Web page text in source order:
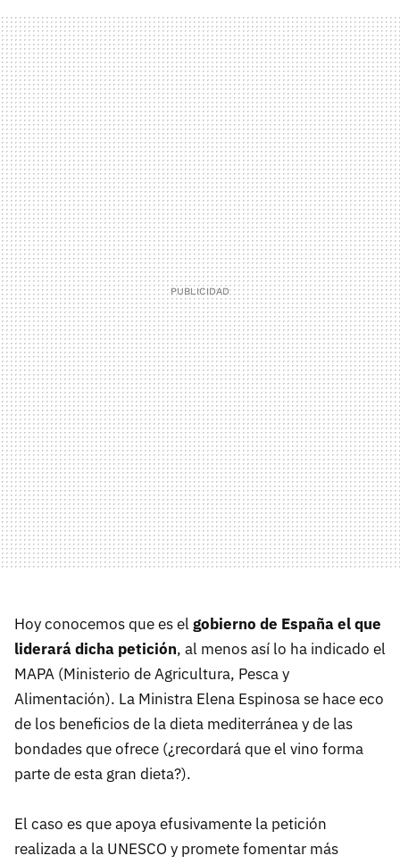
Hoy conocemos que es el gobierno de España el que
liderará dicha petición, al menos así lo ha indicado el
MAPA (Ministerio de Agricultura, Pesca y
Alimentación). La Ministra Elena Espinosa se hace eco
de los beneficios de la dieta mediterránea y de las
bondades que ofrece (¿recordará que el vino forma
parte de esta gran dieta?).
El caso es que apoya efusivamente la petición
realizada a la UNESCO y promete fomentar más